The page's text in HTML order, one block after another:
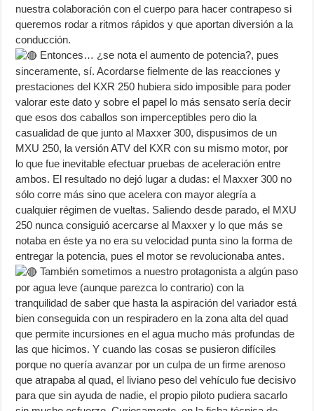
nuestra colaboración con el cuerpo para hacer contrapeso si
queremos rodar a ritmos rápidos y que aportan diversión a la
conducción.
Entonces… ¿se nota el aumento de potencia?, pues
sinceramente, sí. Acordarse fielmente de las reacciones y
prestaciones del KXR 250 hubiera sido imposible para poder
valorar este dato y sobre el papel lo más sensato sería decir
que esos dos caballos son imperceptibles pero dio la
casualidad de que junto al Maxxer 300, dispusimos de un
MXU 250, la versión ATV del KXR con su mismo motor, por
lo que fue inevitable efectuar pruebas de aceleración entre
ambos. El resultado no dejó lugar a dudas: el Maxxer 300 no
sólo corre más sino que acelera con mayor alegría a
cualquier régimen de vueltas. Saliendo desde parado, el MXU
250 nunca consiguió acercarse al Maxxer y lo que más se
notaba en éste ya no era su velocidad punta sino la forma de
entregar la potencia, pues el motor se revolucionaba antes.
También sometimos a nuestro protagonista a algún paso
por agua leve (aunque parezca lo contrario) con la
tranquilidad de saber que hasta la aspiración del variador está
bien conseguida con un respiradero en la zona alta del quad
que permite incursiones en el agua mucho más profundas de
las que hicimos. Y cuando las cosas se pusieron difíciles
porque no quería avanzar por un culpa de un firme arenoso
que atrapaba al quad, el liviano peso del vehículo fue decisivo
para que sin ayuda de nadie, el propio piloto pudiera sacarlo